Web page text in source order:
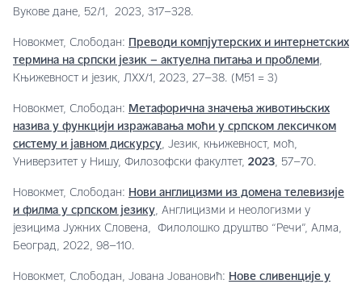
Вукове дане, 52/1, 2023, 317–328.
Новокмет, Слободан:
Преводи компјутерских и интернетских
термина на српски језик – актуелна питања и проблеми ,
Књижевност и језик, ЛXX/1, 2023, 27–38. (М51 = 3)
Новокмет, Слободан:
Метафорична значења животињских
назива у функцији изражавања моћи у српском лексичком
систему и јавном дискурсу, Језик, књижевност, моћ,
Универзитет у Нишу, Филозофски факултет, 2023, 57–70.
Новокмет, Слободан: Нови англицизми из домена телевизије
и филма у српском језику, Англицизми и неологизми у
језицима Јужних Словена, Филолошко друштво “Речи”, Алма,
Београд, 2022, 98–110.
Новокмет, Слободан, Јована Јовановић: Нове сливенције у